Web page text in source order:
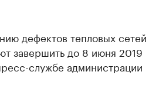
дефектов тепловых сетей
завершить до 8 июня 2019
службе администрации